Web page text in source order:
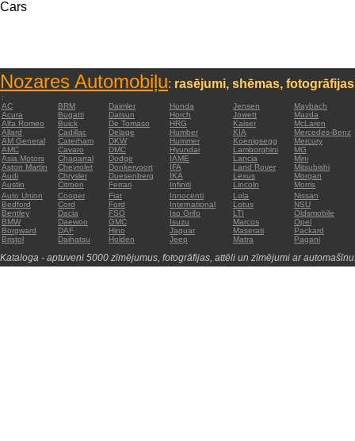
Cars
Nozares Automobiļu: rasējumi, shēmas,
:
AC
BRM Daimler Honda Jensen
Maybach
Acura
Bugatti Datsun Horch Jowett
Mazda
Alfa Romeo
Buick De Tomaso HRG Kaiser
McLaren
Allard
Cadillac Delage Humber KIA
Mercedes-Benz
AM General
Caterham DKW Hummer Koenigsegg
Mercury
AMC
Cavaro DMC Hyundai Lamborghini
MG
Asia Motors
Chaparral Dodge IAME Lancia
Mini
Aston Martin
Chevrolet Donkervoort IFA Land Rover
Mitsubishi
Audi
Chrysler Duesenberg IKA Lexus
Morgan
Austin
Citroen Ferrari Infiniti Lincoln
Morris
Auto Union
Cooper Fiat Innocenti Lola
Nissan
Bedford
Cord Ford International Lotus
NSU
Bentley
Dacia FSO Iso Grifo LTI
Oldsmobile
BMW
Daewoo GMC Isuzu Marcos
Opel
Borgward
DAF Hino Jaguar Maserati
Packard
Bristol
Daihatsu Holden Jeep Matra Pagani
Kataloga - aptuveni 5000 zīmējumus, fotogrāfijas, attēli un zīmējumi ar